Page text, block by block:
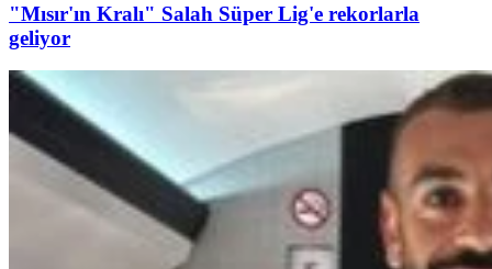
"Mısır'ın Kralı" Salah Süper Lig'e rekorlarla
geliyor